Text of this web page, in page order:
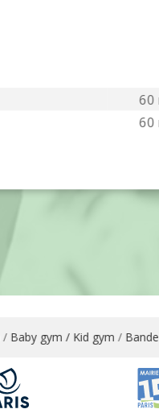
60
60
gym / Kid gym/Bande